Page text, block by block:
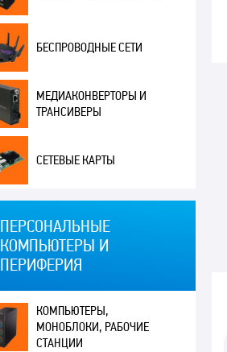
БЕСПРОВОДНЫЕ СЕТИ
МЕДИАКОНВЕРТОРЫ И
ТРАНСИВЕРЫ
СЕТЕВЫЕ КАРТЫ
ПЕРСОНАЛЬНЫЕ
КОМПЬЮТЕРЫ И
ПЕРИФЕРИЯ
КОМПЬЮТЕРЫ,
МОНОБЛОКИ, РАБОЧИЕ
СТАНЦИИ